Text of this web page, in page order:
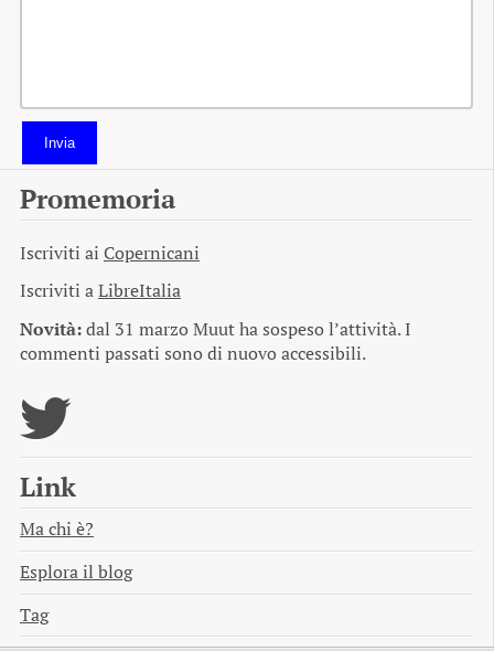
Invia
Promemoria
Iscriviti ai Copernicani
Iscriviti aLibreItalia
Novità:dal 31 marzo Muut ha sospeso l’attività. I
commenti passati sono di nuovo accessibili.
Link
Ma chi è?
Esplora il blog
Tag